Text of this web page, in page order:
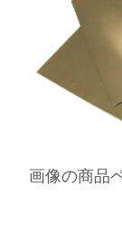
画像の商品